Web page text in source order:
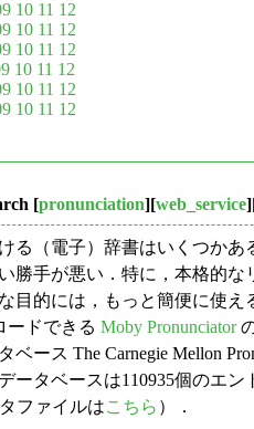
10 11 12
10 11 12
10 11 12
10 11 12
10 11 12
10 11 12
[pronunciation][web_service
る（電子）辞書はいくつかあ
勝手が悪い．特に，本格的
目的には，もっと簡便に使
ードできる Moby Pronunciator
ベース The Carnegie Mellon
ータベースは110935個のエ
ファイルはこちら ）．